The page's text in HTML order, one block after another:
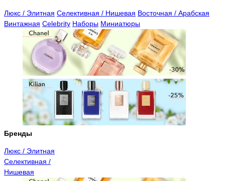
Люкс / Элитная Селективная / Нишевая Восточная / Арабская
Винтажная Celebrity Наборы Миниатюры
Бренды
Люкс / Элитная
Селективная /
Нишевая